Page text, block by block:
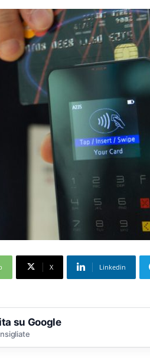
X Linkedin
su Google